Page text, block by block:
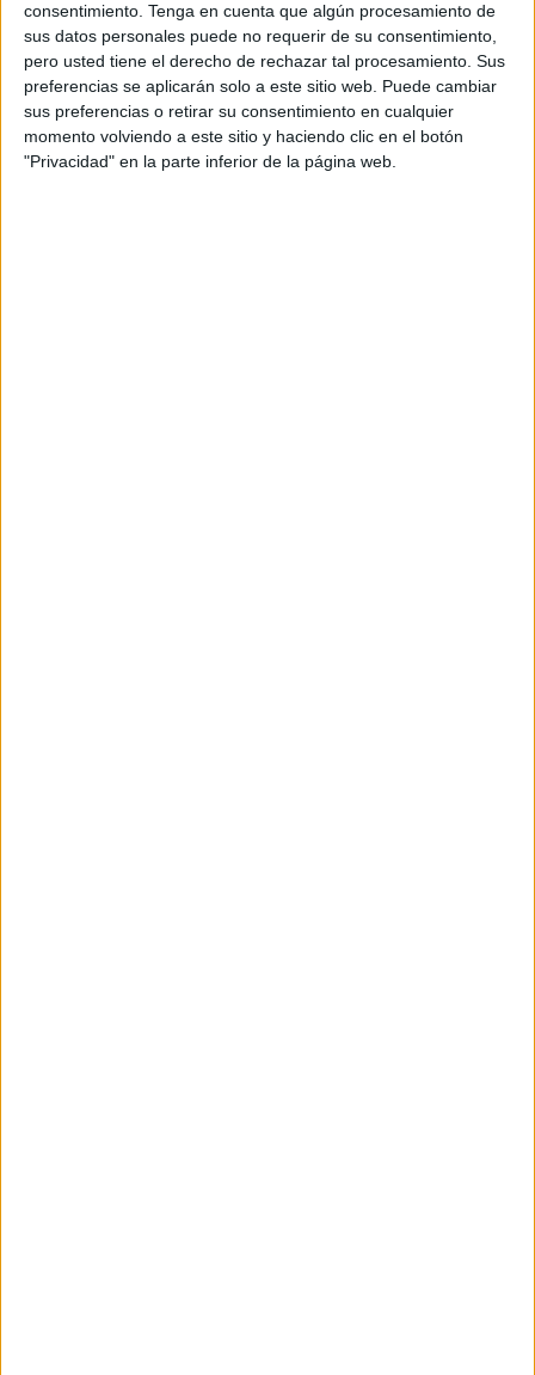
consentimiento. Tenga en cuenta que algún procesamiento de
sus datos personales puede no requerir de su consentimiento,
pero usted tiene el derecho de rechazar tal procesamiento. Sus
preferencias se aplicarán solo a este sitio web. Puede cambiar
sus preferencias o retirar su consentimiento en cualquier
momento volviendo a este sitio y haciendo clic en el botón
"Privacidad" en la parte inferior de la página web.
dará este mismo martes como ha verificado ante la
magistrada titular delJuzgado de lo Penal número 1.